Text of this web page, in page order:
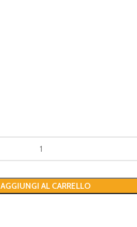
AGGIUNGI AL CARRELLO